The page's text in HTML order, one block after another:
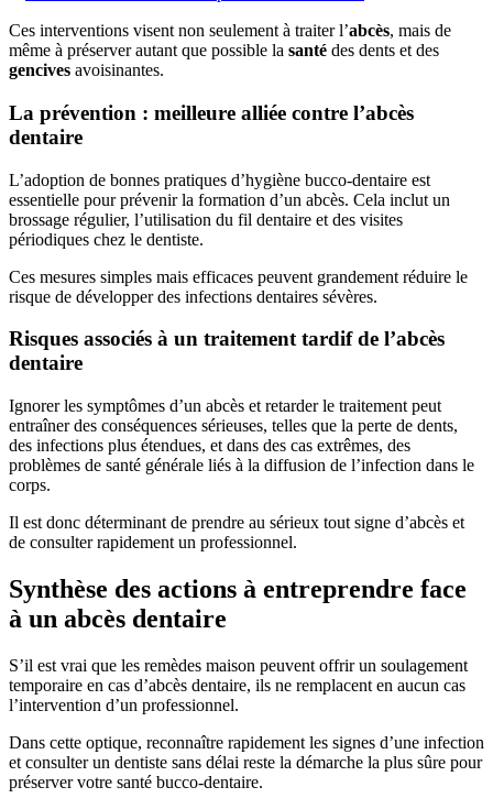
Ces interventions visent non seulement à traiter l’abcès, mais de
même à préserver autant que possible la santé des dents et des
gencives avoisinantes.
La prévention : meilleure alliée contre l’abcès
dentaire
L’adoption de bonnes pratiques d’hygiène bucco-dentaire est
essentielle pour prévenir la formation d’un abcès. Cela inclut un
brossage régulier, l’utilisation du fil dentaire et des visites
périodiques chez le dentiste.
Ces mesures simples mais efficaces peuvent grandement réduire le
risque de développer des infections dentaires sévères.
Risques associés à un traitement tardif de l’abcès
dentaire
Ignorer les symptômes d’un abcès et retarder le traitement peut
entraîner des conséquences sérieuses, telles que la perte de dents,
des infections plus étendues, et dans des cas extrêmes, des
problèmes de santé générale liés à la diffusion de l’infection dans le
corps.
Il est donc déterminant de prendre au sérieux tout signe d’abcès et
de consulter rapidement un professionnel.
Synthèse des actions à entreprendre face
à un abcès dentaire
S’il est vrai que les remèdes maison peuvent offrir un soulagement
temporaire en cas d’abcès dentaire, ils ne remplacent en aucun cas
l’intervention d’un professionnel.
Dans cette optique, reconnaître rapidement les signes d’une infection
et consulter un dentiste sans délai reste la démarche la plus sûre pour
préserver votre santé bucco-dentaire.